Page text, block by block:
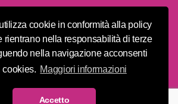
cookie in conformità alla policy
rientrano nella responsabilità di terze
nella navigazione acconsenti
cookies. Maggiori informazioni
Accetto
realizzato dall'Agenzia web MilanoWeb
Donna. Iscrizione all'albo n. 2826. All Rights